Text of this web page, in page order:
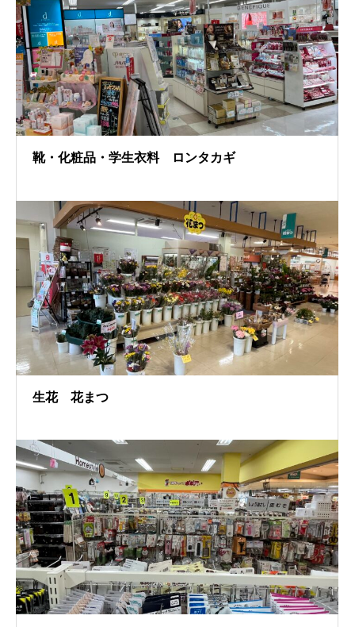
靴・化粧品・学生衣料 ロンタカギ
生花 花まつ